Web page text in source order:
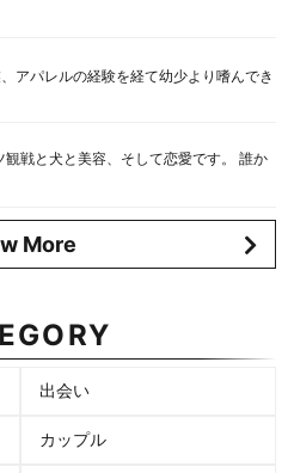
アパレルの経験を経て幼少より嗜んでき
戦と犬と美容、そして恋愛です。 誰か
More
出会い
カップル